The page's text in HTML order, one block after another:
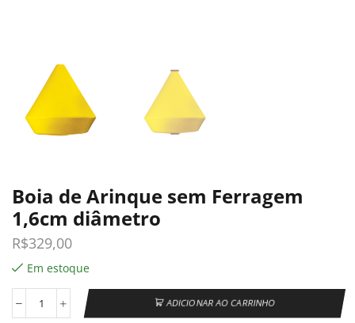
Boia de Arinque sem Ferragem
1,6cm diâmetro
R$329,00
Em estoque
ADICIONAR AO CARRINHO